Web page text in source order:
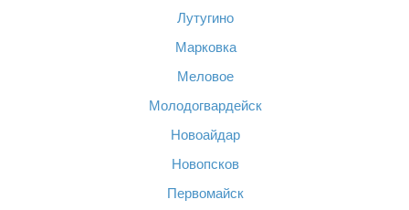
Лутугино
Марковка
Меловое
Молодогвардейск
Новоайдар
Новопсков
Первомайск